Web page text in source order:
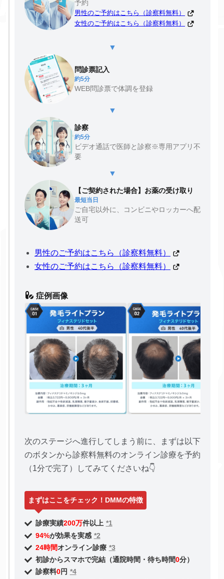
予約
男性のご予約はこちら（診察料無料）
女性のご予約はこちら（診察料無料）
▼
問診票記入
約5分
WEB問診票で体調を登録
▼
診察
約5分
ビデオ通話で医師と診察※専用アプリ不
要
▼
【ご契約された場合】お薬の受け取り
最短当日
ご自宅以外に、コンビニやロッカーへ配
送可
男性のご予約はこちら（診察料無料）
女性のご予約はこちら（診察料無料）
症例画像
次のステージへ進行してしまう前に、まずは以下
のボタンから診察料無料のオンライン診療を予約
（1分で完了）してみてくださいね👇
まずはここをチェック！DMMの特徴
診療実績200万件以上 *1
94%が効果を実感 *2
24時間オンライン診療 *3
初診からスマホで完結（通院時間・待ち時間0分）
診察料0円 *4